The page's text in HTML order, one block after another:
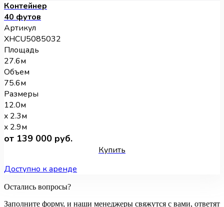
Контейнер
40 футов
Артикул
XHCU5085032
Площадь
27.6м
Объем
75.6м
Размеры
12.0м
x 2.3м
x 2.9м
от 139 000 руб.
Купить
Доступно к аренде
Остались вопросы?
Заполните форму, и наши менеджеры свяжутся с вами, ответят